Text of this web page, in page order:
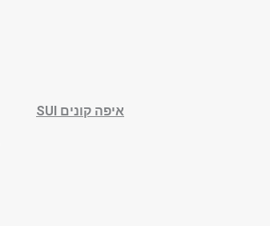
איפה קונים SUI